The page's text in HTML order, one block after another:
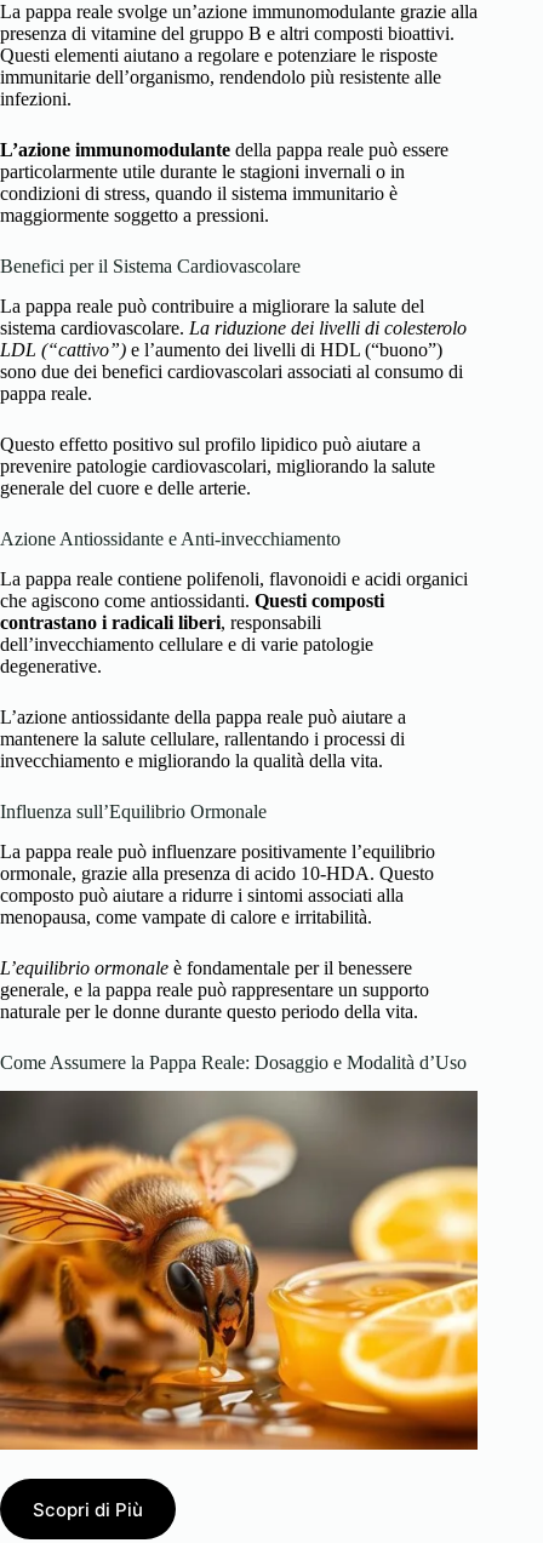
La pappa reale svolge un’azione immunomodulante grazie alla
presenza di vitamine del gruppo B e altri composti bioattivi.
Questi elementi aiutano a regolare e potenziare le risposte
immunitarie dell’organismo, rendendolo più resistente alle
infezioni.
L’azione immunomodulante della pappa reale può essere
particolarmente utile durante le stagioni invernali o in
condizioni di stress, quando il sistema immunitario è
maggiormente soggetto a pressioni.
Benefici per il Sistema Cardiovascolare
La pappa reale può contribuire a migliorare la salute del
sistema cardiovascolare. La riduzione dei livelli di colesterolo
LDL (“cattivo”) e l’aumento dei livelli di HDL (“buono”)
sono due dei benefici cardiovascolari associati al consumo di
pappa reale.
Questo effetto positivo sul profilo lipidico può aiutare a
prevenire patologie cardiovascolari, migliorando la salute
generale del cuore e delle arterie.
Azione Antiossidante e Anti-invecchiamento
La pappa reale contiene polifenoli, flavonoidi e acidi organici
che agiscono come antiossidanti. Questi composti
contrastano i radicali liberi, responsabili
dell’invecchiamento cellulare e di varie patologie
degenerative.
L’azione antiossidante della pappa reale può aiutare a
mantenere la salute cellulare, rallentando i processi di
invecchiamento e migliorando la qualità della vita.
Influenza sull’Equilibrio Ormonale
La pappa reale può influenzare positivamente l’equilibrio
ormonale, grazie alla presenza di acido 10-HDA. Questo
composto può aiutare a ridurre i sintomi associati alla
menopausa, come vampate di calore e irritabilità.
L’equilibrio ormonale è fondamentale per il benessere
generale, e la pappa reale può rappresentare un supporto
naturale per le donne durante questo periodo della vita.
Come Assumere la Pappa Reale: Dosaggio e Modalità d’Uso
Scopri di Più